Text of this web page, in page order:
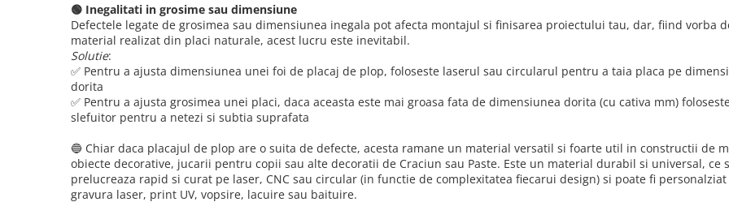
🟢 Inegalitati in grosime sau dimensiune
Defectele legate de grosimea sau dimensiunea inegala pot afecta montajul si finisarea proiectului tau, dar, fiind vorba
material realizat din placi naturale, acest lucru este inevitabil.
Solutie:
✅ Pentru a ajusta dimensiunea unei foi de placaj de plop, foloseste laserul sau circularul pentru a taia placa pe
dorita
✅ Pentru a ajusta grosimea unei placi, daca aceasta este mai groasa fata de dimensiunea dorita (cu cativa mm)
slefuitor pentru a netezi si subtia suprafata
🔵 Chiar daca placajul de plop are o suita de defecte, acesta ramane un material versatil si foarte util in constructii de
obiecte decorative, jucarii pentru copii sau alte decoratii de Craciun sau Paste. Este un material durabil si universal, ce
prelucreaza rapid si curat pe laser, CNC sau circular (in functie de complexitatea fiecarui design) si poate fi
gravura laser, print UV, vopsire, lacuire sau baituire.